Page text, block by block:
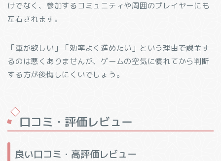
けでなく、参加するコミュニティや周囲のプレイヤーにも
左右されます。
「車が欲しい」「効率よく進めたい」という理由で課金す
るのは悪くありませんが、ゲームの空気に慣れてから判断
する方が後悔しにくいでしょう。
口コミ・評価レビュー
良い口コミ・高評価レビュー